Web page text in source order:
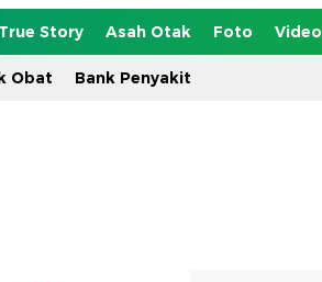
True Story Asah Otak Foto Video
Obat Bank Penyakit